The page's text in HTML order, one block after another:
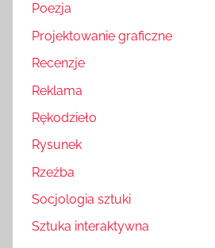
Poezja
Projektowanie graficzne
Recenzje
Reklama
Rękodzieło
Rysunek
Rzeźba
Socjologia sztuki
Sztuka interaktywna